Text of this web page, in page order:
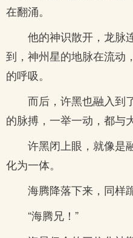
在翻涌。
他的神识散开，龙脉
到，神州星的地脉在流动
的呼吸。
而后，许黑也融入到
的脉搏，一举一动，都与
许黑闭上眼，就像是
化为一体。
海腾降落下来，同样
“海腾兄！”